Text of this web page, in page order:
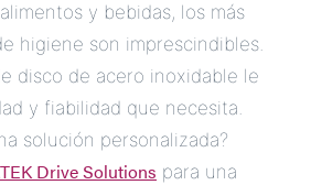
y bebidas, los más
higiene son imprescindibles.
disco de acero inoxidable le
y fiabilidad que necesita.
solución personalizada?
Drive Solutions para una